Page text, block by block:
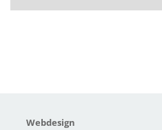
Webdesign